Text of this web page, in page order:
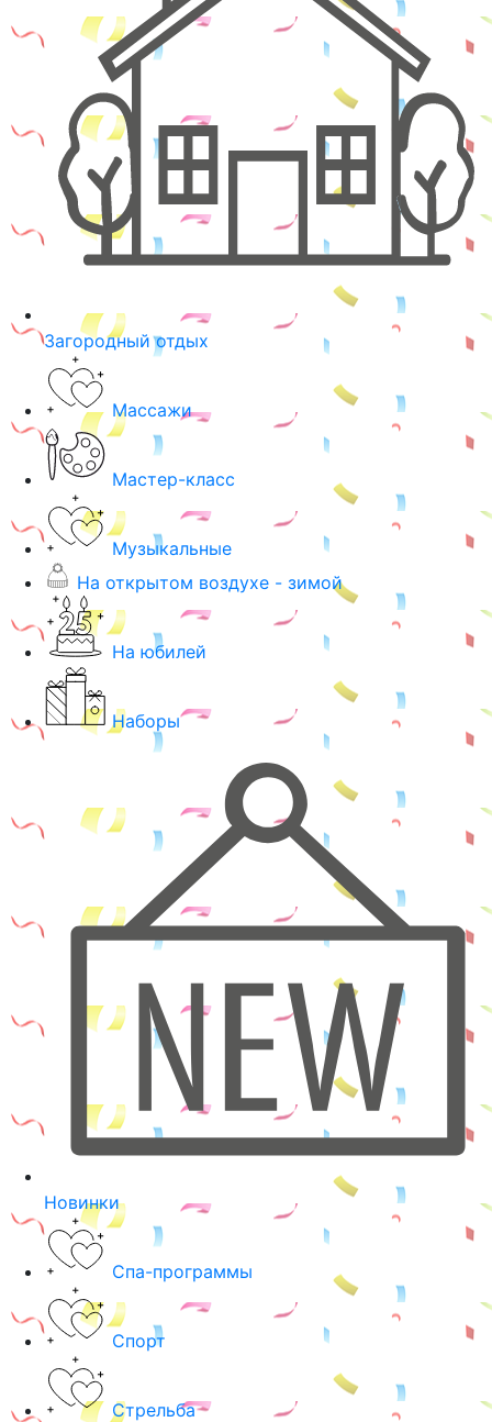
Загородный отдых
Массажи
Мастер-класс
Музыкальные
На открытом воздухе - зимой
На юбилей
Наборы
Новинки
Спа-программы
Спорт
Стрельба